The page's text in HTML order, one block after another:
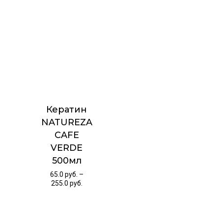
Кератин
NATUREZA
CAFE
VERDE
500мл
65.0 руб. –
255.0 руб.